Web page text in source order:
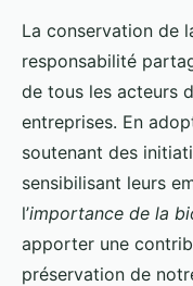
La conservation de
responsabilité
de tous les acteurs
entreprises. En
soutenant des
sensibilisant leurs
l’importance de la
apporter une
préservation de